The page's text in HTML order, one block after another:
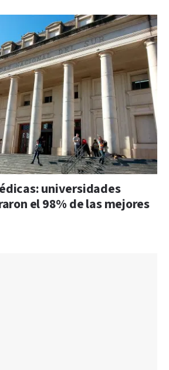
universidades
el 98% de las mejores